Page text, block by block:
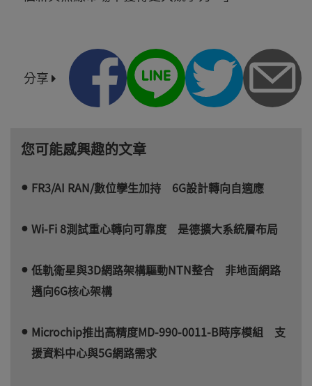
分享
您可能感興趣的文章
FR3/AI RAN/數位孿生加持 6G設計轉向自適應
Wi-Fi 8測試重心轉向可靠度 是德擴大系統層布局
低軌衛星與3D網路架構驅動NTN整合 非地面網路
邁向6G核心架構
Microchip推出高精度MD-990-0011-B時序模組 支
援資料中心與5G網路需求